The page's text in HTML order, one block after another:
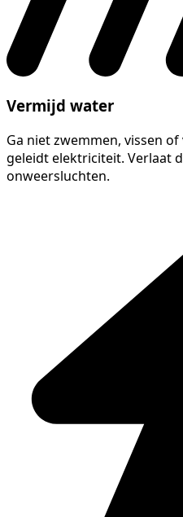
Vermijd water
Ga niet zwemmen, vissen
geleidt elektriciteit. Verlaat
onweersluchten.